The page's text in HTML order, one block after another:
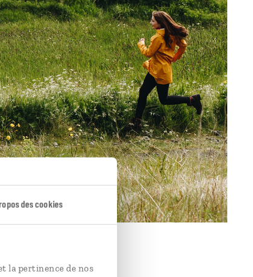
des cookies
la pertinence de nos
d'Islande